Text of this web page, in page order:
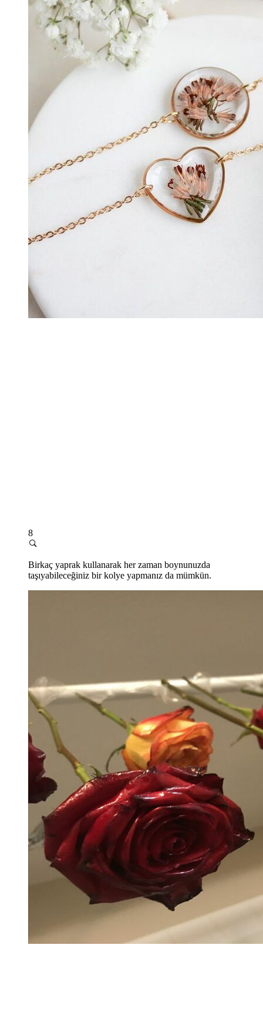
8
Birkaç yaprak kullanarak her zaman boynunuzda
taşıyabileceğiniz bir kolye yapmanız da mümkün.